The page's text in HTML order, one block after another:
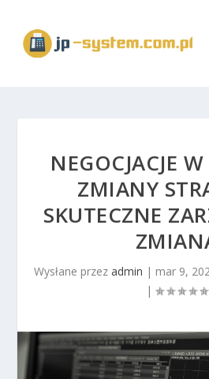
NEGOCJACJE
ZMIANY
SKUTECZNE
Wysłane przez admin | mar 9,
|